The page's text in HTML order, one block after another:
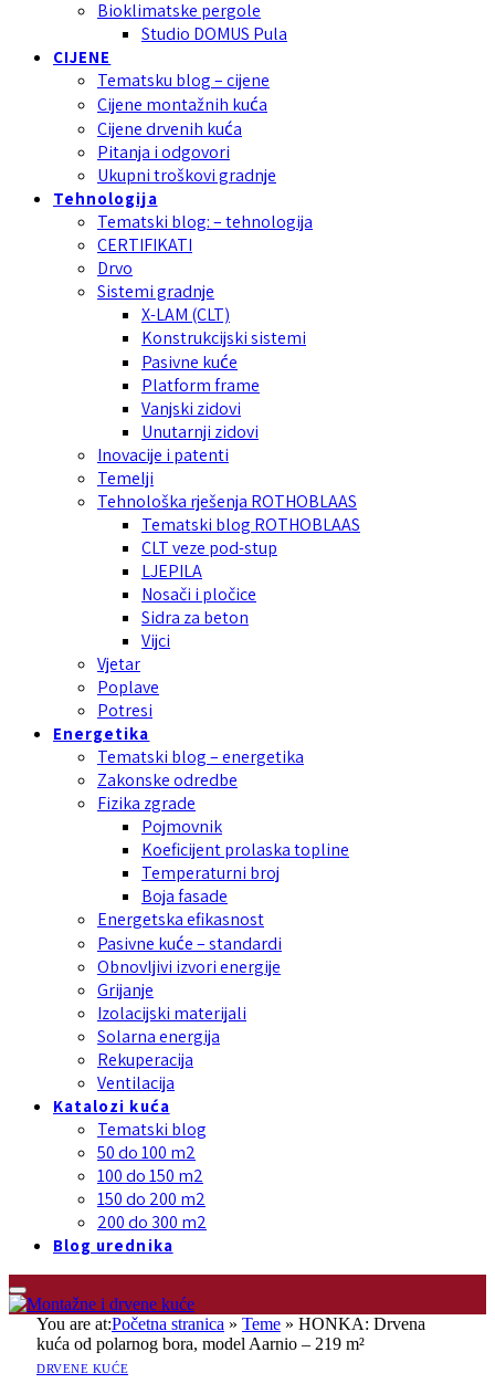
Bioklimatske pergole
Studio DOMUS Pula
CIJENE
Tematsku blog – cijene
Cijene montažnih kuća
Cijene drvenih kuća
Pitanja i odgovori
Ukupni troškovi gradnje
Tehnologija
Tematski blog: – tehnologija
CERTIFIKATI
Drvo
Sistemi gradnje
X-LAM (CLT)
Konstrukcijski sistemi
Pasivne kuće
Platform frame
Vanjski zidovi
Unutarnji zidovi
Inovacije i patenti
Temelji
Tehnološka rješenja ROTHOBLAAS
Tematski blog ROTHOBLAAS
CLT veze pod-stup
LJEPILA
Nosači i pločice
Sidra za beton
Vijci
Vjetar
Poplave
Potresi
Energetika
Tematski blog – energetika
Zakonske odredbe
Fizika zgrade
Pojmovnik
Koeficijent prolaska topline
Temperaturni broj
Boja fasade
Energetska efikasnost
Pasivne kuće – standardi
Obnovljivi izvori energije
Grijanje
Izolacijski materijali
Solarna energija
Rekuperacija
Ventilacija
Katalozi kuća
Tematski blog
50 do 100 m2
100 do 150 m2
150 do 200 m2
200 do 300 m2
Blog urednika
You are at:Početna stranica » Teme » HONKA: Drvena
kuća od polarnog bora, model Aarnio – 219 m²
DRVENE KUĆE